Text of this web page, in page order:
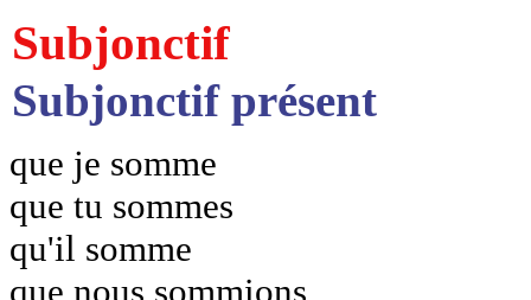
Subjonctif
Subjonctif présent
que je somme
que tu sommes
qu'il somme
que nous sommions